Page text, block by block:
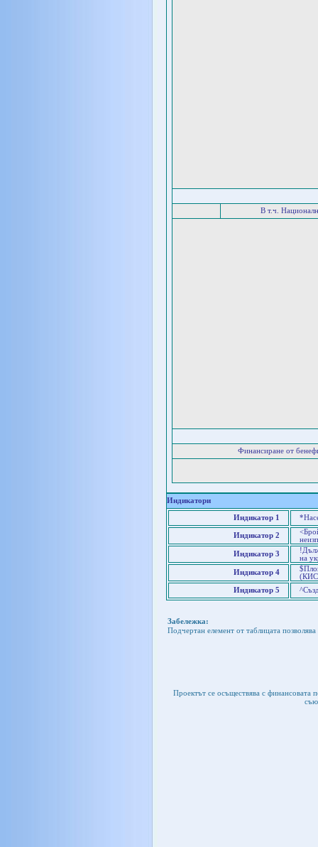
В т.ч.
Финансиране от
Индикатори
Индикатор 1
Индикатор 2
Индикатор 3
на
Индикатор 4
Индикатор 5
Забележка:
Подчертан елемент от таблицата
Проектът се осъществява с финансовата